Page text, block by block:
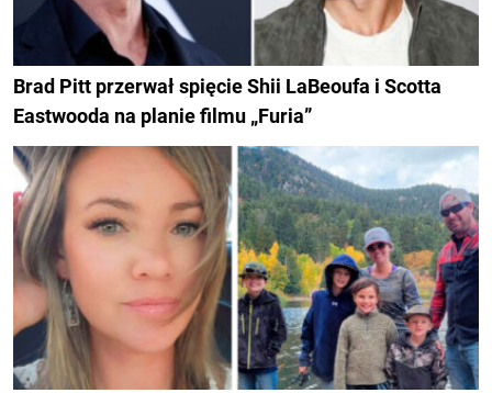
Brad Pitt przerwał spięcie Shii LaBeoufa i Scotta
Eastwooda na planie filmu „Furia”